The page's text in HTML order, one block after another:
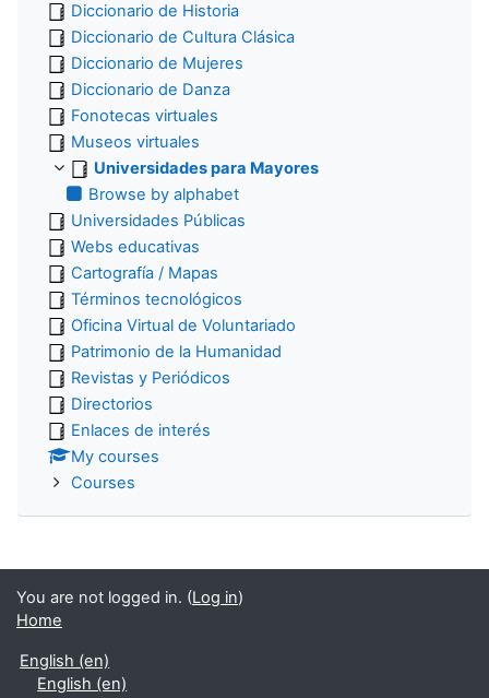
Diccionario de Historia
Diccionario de Cultura Clásica
Diccionario de Mujeres
Diccionario de Danza
Fonotecas virtuales
Museos virtuales
Universidades para Mayores
Browse by alphabet
Universidades Públicas
Webs educativas
Cartografía / Mapas
Términos tecnológicos
Oficina Virtual de Voluntariado
Patrimonio de la Humanidad
Revistas y Periódicos
Directorios
Enlaces de interés
My courses
Courses
You are not logged in. (Log in)
Home
English ‎(en)‎
English ‎(en)‎